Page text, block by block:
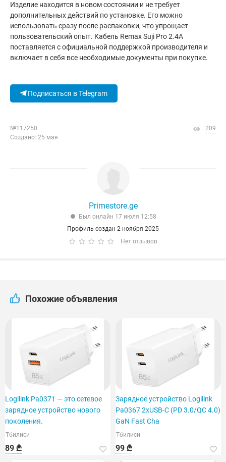
Изделие находится в новом состоянии и не требует
дополнительных действий по установке. Его можно
использовать сразу после распаковки, что упрощает
пользовательский опыт. Кабель Remax Suji Pro 2.4A
поставляется с официальной поддержкой производителя и
включает в себя все необходимые документы при покупке.
Подписаться в Telegram
№117250
Создано: 25 мая
209
Primestore.ge
Был онлайн 17 июля 12:58
Профиль создан 2 ноября 2025
Нет отзывов
Похожие объявления
Logilink Pa0371 — это сетевое
зарядное устройство нового
поколения.
Тбилиси
89 ₾
Зарядное устройство Logilink
Pa0367 2xUSB-C (PD 3.0/QC 4.0)
GaN Fast Cha
Тбилиси
99 ₾